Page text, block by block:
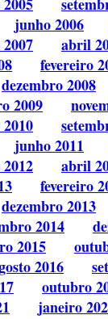
junho 2006
abril
fevereiro
dezembro 2008
2009
junho 2011
abril
fevereiro
dezembro 2013
2014
2015
2016
outubro
janeiro